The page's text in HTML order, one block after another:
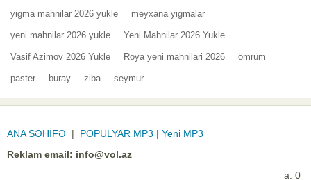
yigma mahnilar 2026 yukle meyxana yigmalar
yeni mahnilar 2026 yukle Yeni Mahnilar 2026 Yukle
Vasif Azimov 2026 Yukle Roya yeni mahnilari 2026 ömrüm
paster buray ziba seymur
ANA SƏHİFƏ | POPULYAR MP3 | Yeni MP3
Reklam email: info@vol.az
a: 0